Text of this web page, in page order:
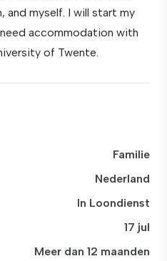
and myself. I will start my
accommodation with
of Twente.
Familie
Nederland
In Loondienst
17 jul
Meer dan 12 maanden